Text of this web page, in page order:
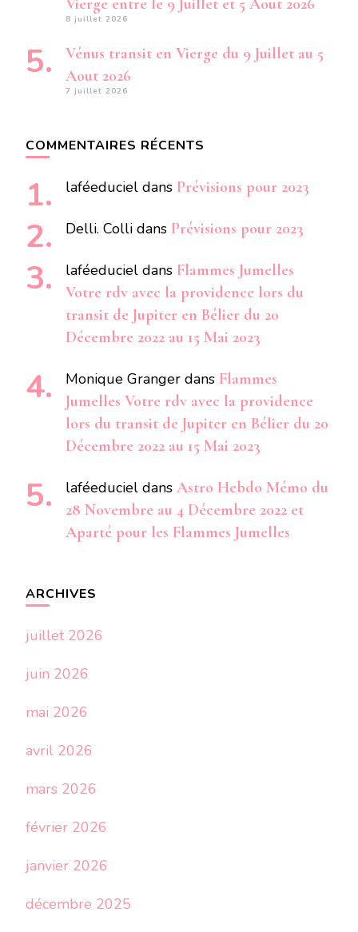
Vierge entre le 9 Juillet et 5 Aout 2026
8 juillet 2026
Vénus transit en Vierge du 9 Juillet au 5
Aout 2026
7 juillet 2026
COMMENTAIRES RÉCENTS
laféeduciel dans Prévisions pour 2023
Delli. Colli dans Prévisions pour 2023
laféeduciel dans Flammes Jumelles
Votre rdv avec la providence lors du
transit de Jupiter en Bélier du 20
Décembre 2022 au 15 Mai 2023
Monique Granger dans Flammes
Jumelles Votre rdv avec la providence
lors du transit de Jupiter en Bélier du 20
Décembre 2022 au 15 Mai 2023
laféeduciel dans Astro Hebdo Mémo du
28 Novembre au 4 Décembre 2022 et
Aparté pour les Flammes Jumelles
ARCHIVES
juillet 2026
juin 2026
mai 2026
avril 2026
mars 2026
février 2026
janvier 2026
décembre 2025